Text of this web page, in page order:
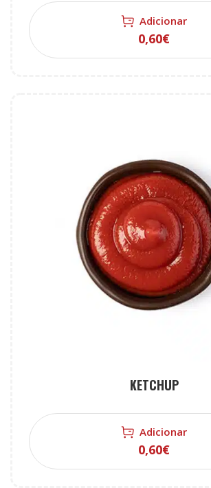
Adicionar
0,60€
KETCHUP
Adicionar
0,60€